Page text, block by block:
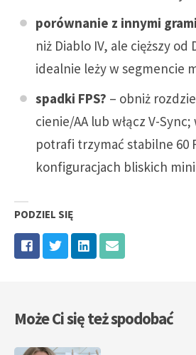
porównanie z innymi grami
niż Diablo IV, ale cięższy od
idealnie leży w segmencie
spadki FPS? – obniż
cienie/AA lub włącz V-
potrafi trzymać stabilne 60
konfiguracjach bliskich
PODZIEL SIĘ
Może Ci się też spodobać